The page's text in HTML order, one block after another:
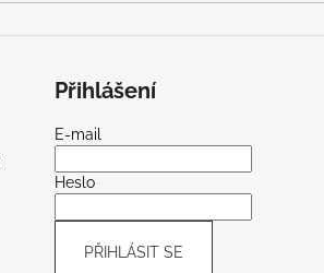
Přihlášení
E-mail
Heslo
PŘIHLÁSIT SE